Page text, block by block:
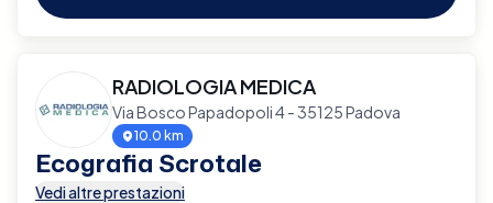
RADIOLOGIA MEDICA
Via Bosco Papadopoli 4 - 35125 Padova
10.0 km
Ecografia Scrotale
Vedi altre prestazioni